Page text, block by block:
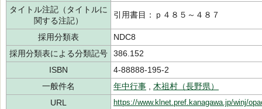
タイトル注記（タイトルに
関する注記）
引用書目：ｐ４８５～４８７
採用分類表
NDC8
採用分類表による分類記号
386.152
ISBN
4-88888-195-2
一般件名
年中行事
木祖村（長野県）
URL
https://www.klnet.pref.kanagawa.jp/winj/